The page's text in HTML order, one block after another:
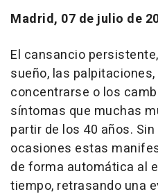
Madrid, 07 de julio de
El cansancio
sueño, las
concentrarse o los
síntomas que muchas
partir de los 40 años.
ocasiones estas
de forma automática al
tiempo, retrasando una